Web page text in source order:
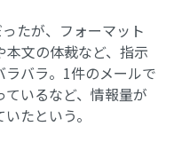
たが、フォーマット
文の体裁など、指示
バラ。1件のメールで
いるなど、情報量が
たという。